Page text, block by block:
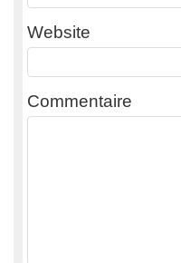
Website
Commentaire